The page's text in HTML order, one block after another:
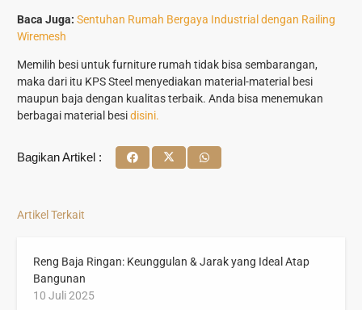
Baca Juga: Sentuhan Rumah Bergaya Industrial dengan Railing
Wiremesh
Memilih besi untuk furniture rumah tidak bisa sembarangan,
maka dari itu KPS Steel menyediakan material-material besi
maupun baja dengan kualitas terbaik. Anda bisa menemukan
berbagai material besidisini.
Bagikan Artikel :
Artikel Terkait
Reng Baja Ringan: Keunggulan & Jarak yang Ideal Atap
Bangunan
10 Juli 2025